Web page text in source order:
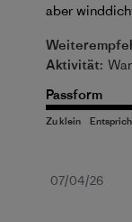
aber
Aktivität:
Passform
07/04/26